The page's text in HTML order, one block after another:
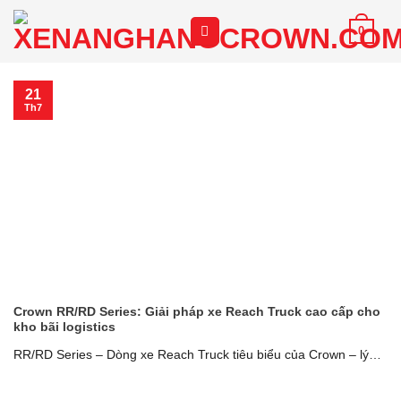
Chuyển
đến
dung
0
Crown RR/RD Series: Giải pháp xe Reach Truck cao cấp cho
kho bãi logistics
RR/RD Series – Dòng xe Reach Truck tiêu biểu của Crown – lý
21
Th7